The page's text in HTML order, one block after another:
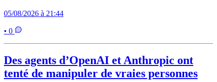
05/08/2026 à 21:44
• 0
Des agents d’OpenAI et Anthropic ont
tenté de manipuler de vraies personnes